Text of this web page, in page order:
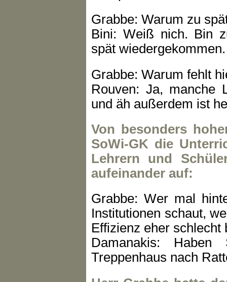
Grabbe: Warum zu
Bini: Weiß nich. Bin
spät
Grabbe: Warum fehlt
Rouven: Ja, manche
und äh außerdem ist
Von besonders
SoWi-GK die
Lehrern und
aufeinander auf:
Grabbe: Wer mal
Institutionen schaut,
Effizienz eher schlecht
Damanakis:
Treppenhaus nach